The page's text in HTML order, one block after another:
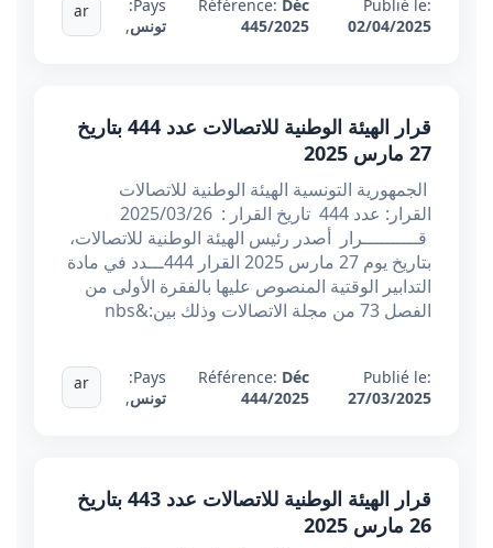
Publié le:
02/04/2025
Référence: Déc
445/2025
Pays:
تونس,
ar
قرار الهيئة الوطنية للاتصالات عدد 444 بتاريخ
27 مارس 2025
الجمهورية التونسية الهيئة الوطنية للاتصالات
القرار: عدد 444 تاريخ القرار : 2025/03/26
قــــــــــرار أصدر رئيس الهيئة الوطنية للاتصالات،
بتاريخ يوم 27 مارس 2025 القرار 444ـــدد في مادة
التدابير الوقتية المنصوص عليها بالفقرة الأولى من
الفصل 73 من مجلة الاتصالات وذلك بين:&nbs
Publié le:
27/03/2025
Référence: Déc
444/2025
Pays:
تونس,
ar
قرار الهيئة الوطنية للاتصالات عدد 443 بتاريخ
26 مارس 2025